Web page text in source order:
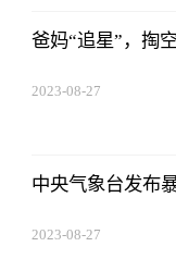
爸妈“追星”，掏
2023-08-27
中央气象台发布
2023-08-27